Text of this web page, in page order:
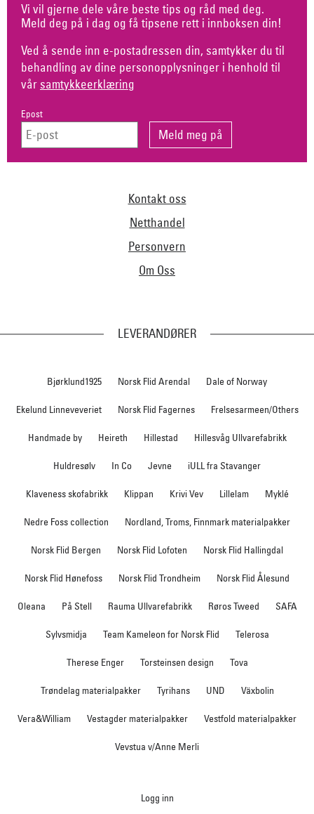
Vi vil gjerne dele våre beste tips og råd med deg.
Meld deg på i dag og få tipsene rett i innboksen din!
Ved å sende inn e-postadressen din, samtykker du til
behandling av dine personopplysninger i henhold til
vår samtykkeerklæring
Epost
Kontakt oss
Netthandel
Personvern
Om Oss
LEVERANDØRER
Bjørklund1925 Norsk Flid Arendal Dale of Norway
Ekelund Linneveveriet Norsk Flid Fagernes Frelsesarmeen/Others
Handmade by Heireth Hillestad Hillesvåg Ullvarefabrikk
Huldresølv In Co Jevne iULL fra Stavanger
Klaveness skofabrikk Klippan Krivi Vev Lillelam Myklé
Nedre Foss collection Nordland, Troms, Finnmark materialpakker
Norsk Flid Bergen Norsk Flid Lofoten Norsk Flid Hallingdal
Norsk Flid Hønefoss Norsk Flid Trondheim Norsk Flid Ålesund
Oleana På Stell Rauma Ullvarefabrikk Røros Tweed SAFA
Sylvsmidja Team Kameleon for Norsk Flid Telerosa
Therese Enger Torsteinsen design Tova
Trøndelag materialpakker Tyrihans UND Växbolin
Vera&William Vestagder materialpakker Vestfold materialpakker
Vevstua v/Anne Merli
Logg inn